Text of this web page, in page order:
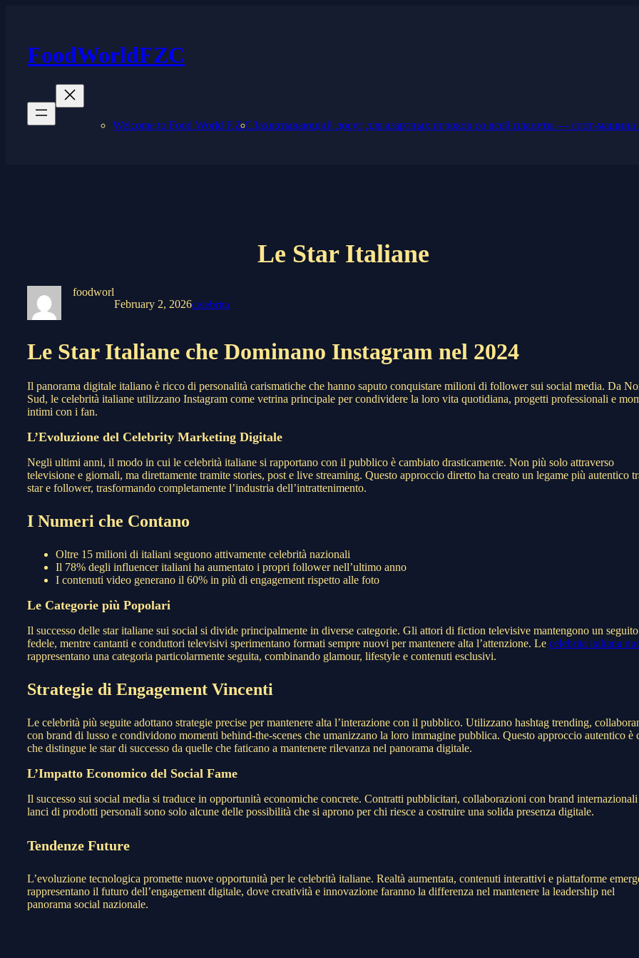
FoodWorldFZC
Welcome to Food World F.Z.CЗахватывающий досуг для азартных игроков со всей планеты — слот-
Le Star Italiane
foodworl
February 2, 2026celebrita
Le Star Italiane che Dominano Instagram nel 2024
Il panorama digitale italiano è ricco di personalità carismatiche che hanno saputo conquistare milioni di follower sui social media. Da
Sud, le celebrità italiane utilizzano Instagram come vetrina principale per condividere la loro vita quotidiana, progetti professionali e
intimi con i fan.
L’Evoluzione del Celebrity Marketing Digitale
Negli ultimi anni, il modo in cui le celebrità italiane si rapportano con il pubblico è cambiato drasticamente. Non più solo attraverso
televisione e giornali, ma direttamente tramite stories, post e live streaming. Questo approccio diretto ha creato un legame più autentico
star e follower, trasformando completamente l’industria dell’intrattenimento.
I Numeri che Contano
Oltre 15 milioni di italiani seguono attivamente celebrità nazionali
Il 78% degli influencer italiani ha aumentato i propri follower nell’ultimo anno
I contenuti video generano il 60% in più di engagement rispetto alle foto
Le Categorie più Popolari
Il successo delle star italiane sui social si divide principalmente in diverse categorie. Gli attori di fiction televisive mantengono un seguito
fedele, mentre cantanti e conduttori televisivi sperimentano formati sempre nuovi per mantenere alta l’attenzione. Le celebrita italiana
rappresentano una categoria particolarmente seguita, combinando glamour, lifestyle e contenuti esclusivi.
Strategie di Engagement Vincenti
Le celebrità più seguite adottano strategie precise per mantenere alta l’interazione con il pubblico. Utilizzano hashtag trending,
con brand di lusso e condividono momenti behind-the-scenes che umanizzano la loro immagine pubblica. Questo approccio autentico è
che distingue le star di successo da quelle che faticano a mantenere rilevanza nel panorama digitale.
L’Impatto Economico del Social Fame
Il successo sui social media si traduce in opportunità economiche concrete. Contratti pubblicitari, collaborazioni con brand internazionali
lanci di prodotti personali sono solo alcune delle possibilità che si aprono per chi riesce a costruire una solida presenza digitale.
Tendenze Future
L’evoluzione tecnologica promette nuove opportunità per le celebrità italiane. Realtà aumentata, contenuti interattivi e piattaforme
rappresentano il futuro dell’engagement digitale, dove creatività e innovazione faranno la differenza nel mantenere la leadership nel
panorama social nazionale.